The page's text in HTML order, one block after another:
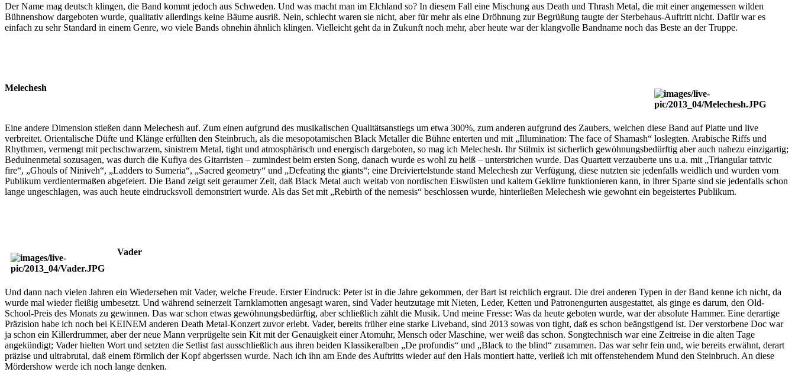
Der Name mag deutsch klingen, die Band kommt jedoch aus Schweden. Und was macht man im Elchland so? In diesem Fall eine Mischung aus Death und Thrash Metal, die mit einer angemessen wilden
Bühnenshow dargeboten wurde, qualitativ allerdings keine Bäume ausriß. Nein, schlecht waren sie nicht, aber für mehr als eine Dröhnung zur Begrüßung taugte der Sterbehaus-Auftritt nicht. Dafür war es
einfach zu sehr Standard in einem Genre, wo viele Bands ohnehin ähnlich klingen. Vielleicht geht da in Zukunft noch mehr, aber heute war der klangvolle Bandname noch das Beste an der Truppe.
Melechesh
Eine andere Dimension stießen dann Melechesh auf. Zum einen aufgrund des musikalischen Qualitätsanstiegs um etwa 300%, zum anderen aufgrund des Zaubers, welchen diese Band auf Platte und live
verbreitet. Orientalische Düfte und Klänge erfüllten den Steinbruch, als die mesopotamischen Black Metaller die Bühne enterten und mit „Illumination: The face of Shamash“ loslegten. Arabische Riffs und
Rhythmen, vermengt mit pechschwarzem, sinistrem Metal, tight und atmosphärisch und energisch dargeboten, so mag ich Melechesh. Ihr Stilmix ist sicherlich gewöhnungsbedürftig aber auch nahezu einzigartig;
Beduinenmetal sozusagen, was durch die Kufiya des Gitarristen – zumindest beim ersten Song, danach wurde es wohl zu heiß – unterstrichen wurde. Das Quartett verzauberte uns u.a. mit „Triangular tattvic
fire“, „Ghouls of Niniveh“, „Ladders to Sumeria“, „Sacred geometry“ und „Defeating the giants“; eine Dreiviertelstunde stand Melechesh zur Verfügung, diese nutzten sie jedenfalls weidlich und wurden vom
Publikum verdientermaßen abgefeiert. Die Band zeigt seit geraumer Zeit, daß Black Metal auch weitab von nordischen Eiswüsten und kaltem Geklirre funktionieren kann, in ihrer Sparte sind sie jedenfalls schon
lange ungeschlagen, was auch heute eindrucksvoll demonstriert wurde. Als das Set mit „Rebirth of the nemesis“ beschlossen wurde, hinterließen Melechesh wie gewohnt ein begeistertes Publikum.
Vader
Und dann nach vielen Jahren ein Wiedersehen mit Vader, welche Freude. Erster Eindruck: Peter ist in die Jahre gekommen, der Bart ist reichlich ergraut. Die drei anderen Typen in der Band kenne ich nicht, da
wurde mal wieder fleißig umbesetzt. Und während seinerzeit Tarnklamotten angesagt waren, sind Vader heutzutage mit Nieten, Leder, Ketten und Patronengurten ausgestattet, als ginge es darum, den Old-
School-Preis des Monats zu gewinnen. Das war schon etwas gewöhnungsbedürftig, aber schließlich zählt die Musik. Und meine Fresse: Was da heute geboten wurde, war der absolute Hammer. Eine derartige
Präzision habe ich noch bei KEINEM anderen Death Metal-Konzert zuvor erlebt. Vader, bereits früher eine starke Liveband, sind 2013 sowas von tight, daß es schon beängstigend ist. Der verstorbene Doc war
ja schon ein Killerdrummer, aber der neue Mann verprügelte sein Kit mit der Genauigkeit einer Atomuhr, Mensch oder Maschine, wer weiß das schon. Songtechnisch war eine Zeitreise in die alten Tage
angekündigt; Vader hielten Wort und setzten die Setlist fast ausschließlich aus ihren beiden Klassikeralben „De profundis“ und „Black to the blind“ zusammen. Das war sehr fein und, wie bereits erwähnt, derart
präzise und ultrabrutal, daß einem förmlich der Kopf abgerissen wurde. Nach ich ihn am Ende des Auftritts wieder auf den Hals montiert hatte, verließ ich mit offenstehendem Mund den Steinbruch. An diese
Mördershow werde ich noch lange denken.